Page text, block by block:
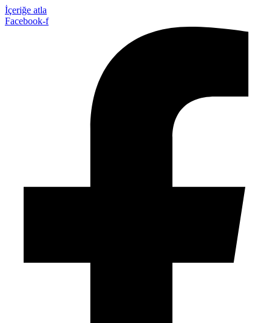
İçeriğe atla
Facebook-f